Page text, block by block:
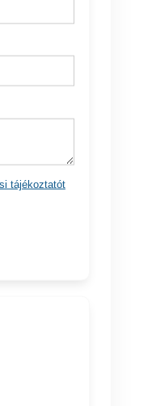
tájékoztatót